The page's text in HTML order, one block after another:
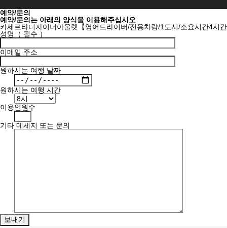
예약/문의
예약/문의는 아래의 양식을 이용해주십시오
카세르타디자이너아울렛【영어드라이버/전용차량/1도시/소요시간4시
성명（ 필수 ）
이메일 주소
원하시는 여행 날짜
원하시는 여행 시간
이용인원수
기타 메세지 또는 문의